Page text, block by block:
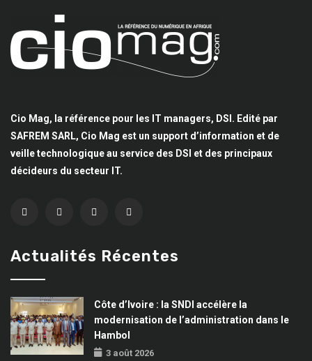
Cio Mag, la référence pour les IT managers, DSI. Edité par
SAFREM SARL, Cio Mag est un support d’information et de
veille technologique au service des DSI et des principaux
décideurs du secteur IT.
Actualités Récentes
Côte d’Ivoire : la SNDI accélère la
modernisation de l’administration dans le
Hambol
3 août 2026